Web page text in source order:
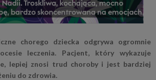
chorego dziecka odgrywa ogromnie
leczenia. Pacjent, który wykazuje
lepiej znosi trud choroby i jest bardziej
do zdrowia.